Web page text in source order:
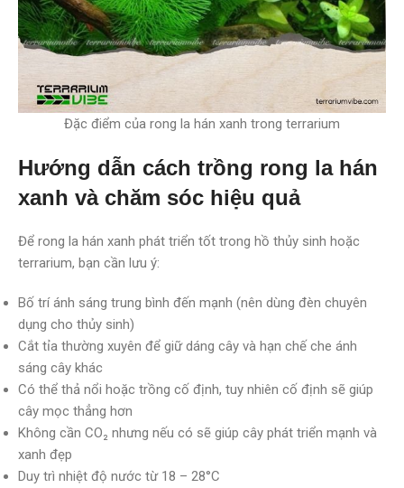
Đặc điểm của rong la hán xanh trong terrarium
Hướng dẫn cách trồng rong la hán
xanh và chăm sóc hiệu quả
Để rong la hán xanh phát triển tốt trong hồ thủy sinh hoặc
terrarium, bạn cần lưu ý:
Bố trí ánh sáng trung bình đến mạnh (nên dùng đèn chuyên
dụng cho thủy sinh)
Cắt tỉa thường xuyên để giữ dáng cây và hạn chế che ánh
sáng cây khác
Có thể thả nổi hoặc trồng cố định, tuy nhiên cố định sẽ giúp
cây mọc thẳng hơn
Không cần CO₂ nhưng nếu có sẽ giúp cây phát triển mạnh và
xanh đẹp
Duy trì nhiệt độ nước từ 18 – 28°C